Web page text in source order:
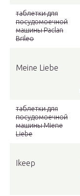
таблетки для
посудомоечной
машины Paclan
Brileo
Мeine Liebe
таблетки для
посудомоечной
машины Miene
Liebe
Ikeep